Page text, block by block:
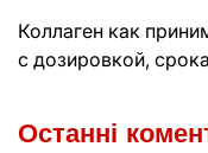
Коллаген как
с дозировкой,
Останні